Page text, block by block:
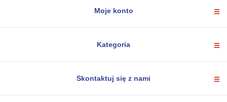
Moje konto
Kategoria
Skontaktuj się z nami